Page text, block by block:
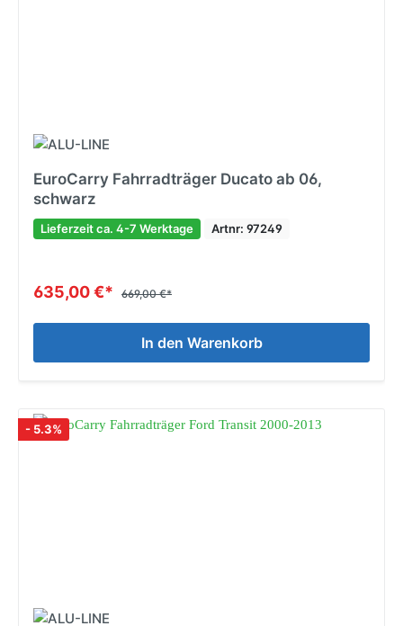
EuroCarry Fahrradträger Ducato ab 06,
schwarz
Lieferzeit ca. 4-7 Werktage Artnr: 97249
635,00 €* 669,00 €*
In den Warenkorb
- 5.3%